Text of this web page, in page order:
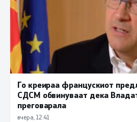
Го креираа францускиот
СДСМ обвинуваат дека
преговарала
вчера, 12:41